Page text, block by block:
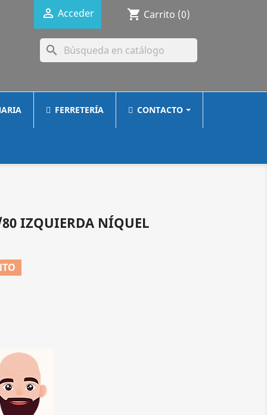
 Acceder shopping_cart Carrito (0)
search
FERRETERÍA CONTACTO
80 IZQUIERDA NÍQUEL